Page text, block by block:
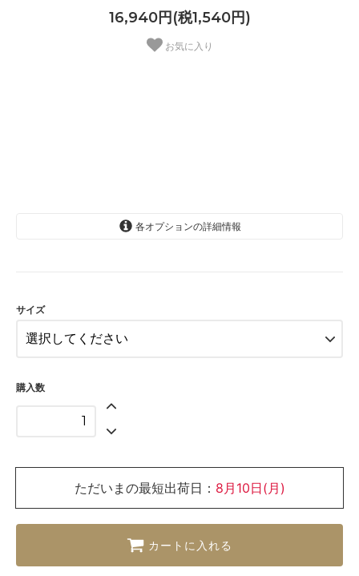
16,940円(税1,540円)
お気に入り
各オプションの詳細情報
サイズ
購入数
ただいまの最短出荷日： 8月10日(月)
カートに入れる